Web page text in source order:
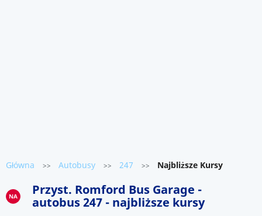
Główna >> Autobusy >> 247 >> Najbliższe Kursy
NA
Przyst. Romford Bus Garage -
autobus 247 - najbliższe kursy